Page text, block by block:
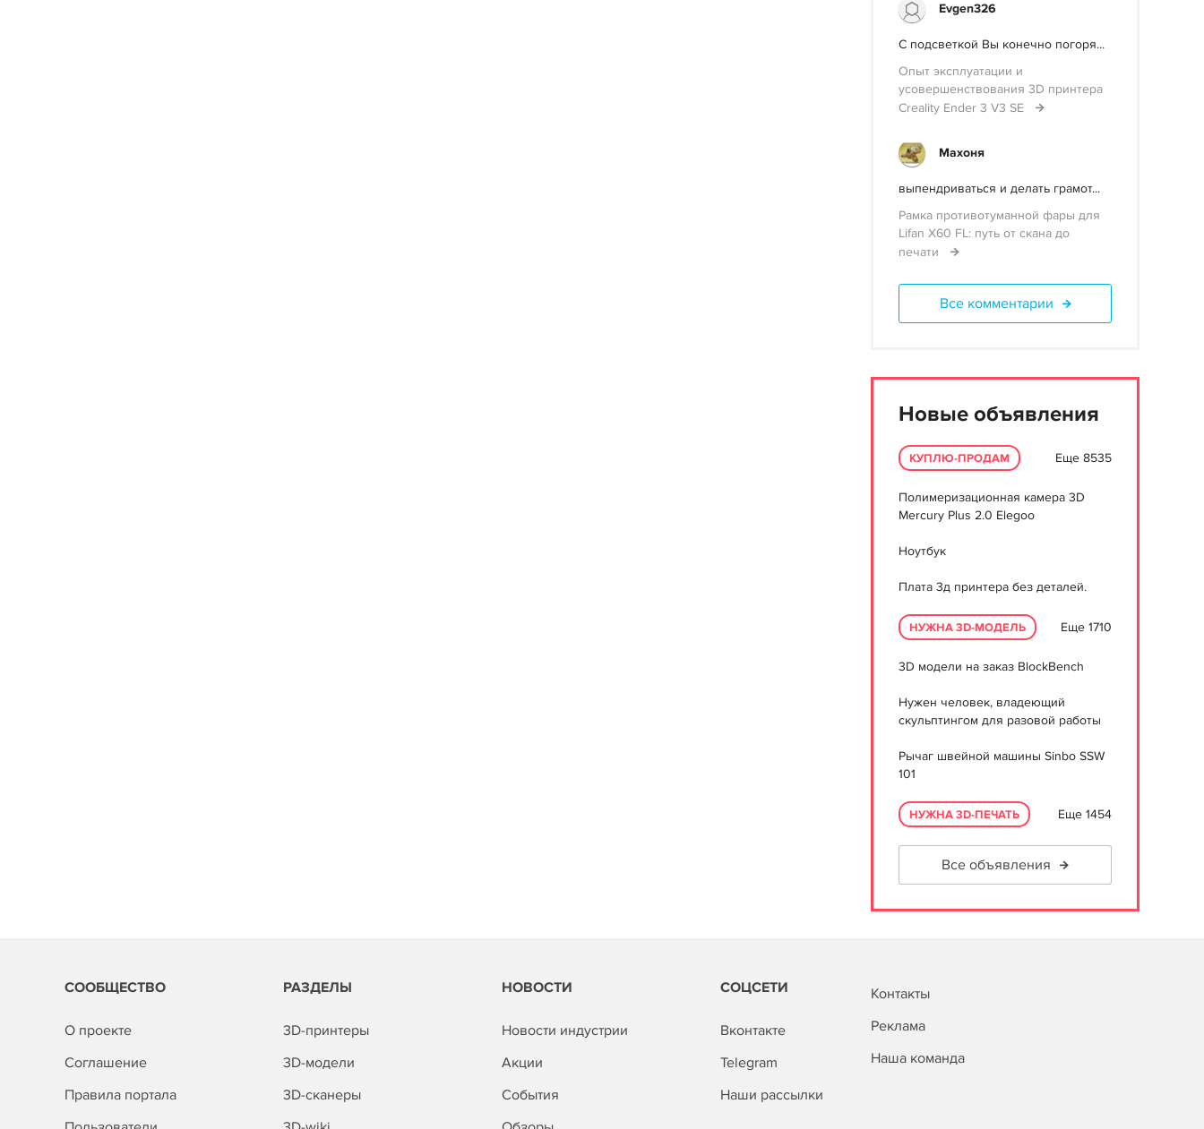
Evgen326
С подсветкой Вы конечно погоря...
Опыт эксплуатации и
усовершенствования 3D принтера
Creality Ender 3 V3 SE
Махоня
выпендриваться и делать грамот...
Рамка противотуманной фары для
Lifan X60 FL: путь от скана до
печати
Все комментарии
Новые объявления
КУПЛЮ-ПРОДАМ Еще 8535
Полимеризационная камера 3D
Mercury Plus 2.0 Elegoo
Ноутбук
Плата 3д принтера без деталей.
НУЖНА 3D-МОДЕЛЬ Еще 1710
3D модели на заказ BlockBench
Нужен человек, владеющий
скульптингом для разовой работы
Рычаг швейной машины Sinbo SSW
101
НУЖНА 3D-ПЕЧАТЬ Еще 1454
Все объявления
СООБЩЕСТВО
О проекте
Соглашение
Правила портала
РАЗДЕЛЫ
3D-принтеры
3D-модели
3D-сканеры
НОВОСТИ
Новости индустрии
Акции
События
СОЦСЕТИ
Вконтакте
Telegram
Наши рассылки
Контакты
Реклама
Наша команда